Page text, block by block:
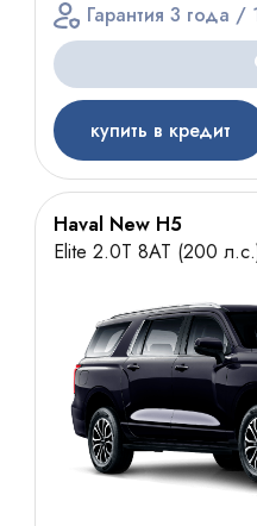
Гарантия 3 года
купить в кредит
Haval New H5
Elite 2.0T 8AT (200